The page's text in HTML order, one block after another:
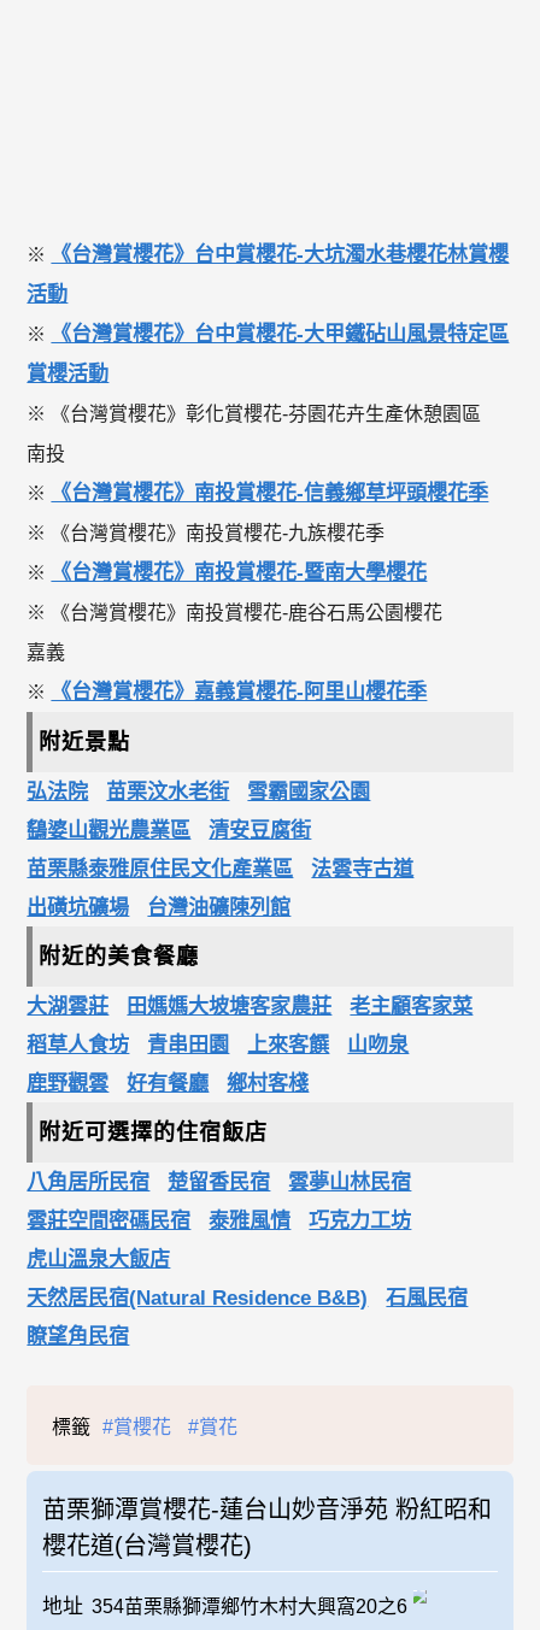
※
《台灣賞櫻花》台中賞櫻花-大坑濁水巷櫻花林賞櫻
活動
※
《台灣賞櫻花》台中賞櫻花-大甲鐵砧山風景特定區
賞櫻活動
※ 《台灣賞櫻花》彰化賞櫻花-芬園花卉生產休憩園區
南投
※
《台灣賞櫻花》南投賞櫻花-信義鄉草坪頭櫻花季
※ 《台灣賞櫻花》南投賞櫻花-九族櫻花季
※
《台灣賞櫻花》南投賞櫻花-暨南大學櫻花
※ 《台灣賞櫻花》南投賞櫻花-鹿谷石馬公園櫻花
嘉義
※
《台灣賞櫻花》嘉義賞櫻花-阿里山櫻花季
附近景點
弘法院 苗栗汶水老街
雪霸國家公園
鷂婆山觀光農業區
清安豆腐街
苗栗縣泰雅原住民文化產業區
法雲寺古道
出磺坑礦場
台灣油礦陳列館
附近的美食餐廳
大湖雲莊 田媽媽大坡塘客家農莊
老主顧客家菜
稻草人食坊
青串田園 上來客饌
山吻泉
鹿野觀雲
好有餐廳 鄉村客棧
附近可選擇的住宿飯店
八角居所民宿 楚留香民宿
雲夢山林民宿
雲莊空間密碼民宿
泰雅風情
巧克力工坊
虎山溫泉大飯店
天然居民宿(Natural Residence B&B)
石風民宿
瞭望角民宿
標籤 #賞櫻花 #賞花
苗栗獅潭賞櫻花-蓮台山妙音淨苑 粉紅昭和
櫻花道(台灣賞櫻花)
地址 354苗栗縣獅潭鄉竹木村大興窩20之6